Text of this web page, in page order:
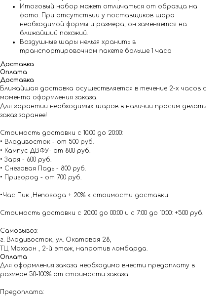
Итоговый набор может отличаться от образца на
фото. При отсутствии у поставщиков шара
необходимой формы и размера, он заменяется на
ближайший похожий.
Воздушные шары нельзя хранить в
транспортировочном пакете больше 1 часа
Доставка
Оплата
Доставка
Ближайшая доставка осуществляется в течение 2-х часов с
момента оформления заказа.
Для гарантии необходимых шаров в наличии просим делать
заказ заранее!
Стоимость доставки с 10.00 до 20:00:
• Владивосток - от 500 руб.
• Кампус ДВФУ- от 800 руб.
• Заря - 600 руб.
• Снеговая Падь - 800 руб.
• Пригород - от 700 руб.
•Час Пик ,Непогода + 20% к стоимости доставки
Стоимость доставки с 20:00 до 00:00 и с 7:00 до 10:00: +500 руб.
Самовывоз:
г. Владивосток, ул. Окатовая 28,
ТЦ Махаон , 2-й этаж, напротив ломбарда.
Оплата
Для оформления заказа необходимо внести предоплату в
размере 50-100% от стоимости заказа.
Предоплата: